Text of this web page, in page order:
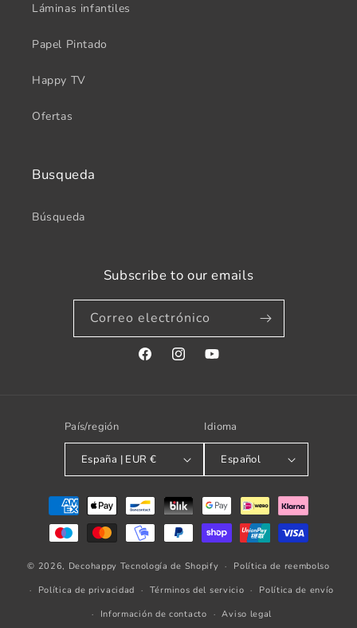
Láminas infantiles
Papel Pintado
Happy TV
Ofertas
Busqueda
Búsqueda
Subscribe to our emails
Correo electrónico
FacebookInstagramYouTube
País/región
España | EUR €
Idioma
Español
Formas
pago
© 2026, Decohappy Tecnología de Shopify
Política de reembolso
Política de privacidad
Términos del servicio
Política de envío
Información de contacto
Aviso legal